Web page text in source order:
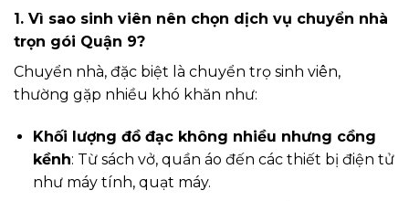
1. Vì sao sinh viên nên chọn dịch vụ chuyển nhà
trọn gói Quận 9?
Chuyển nhà, đặc biệt là chuyển trọ sinh viên,
thường gặp nhiều khó khăn như:
Khối lượng đồ đạc không nhiều nhưng cồng
kềnh: Từ sách vở, quần áo đến các thiết bị điện tử
như máy tính, quạt máy.